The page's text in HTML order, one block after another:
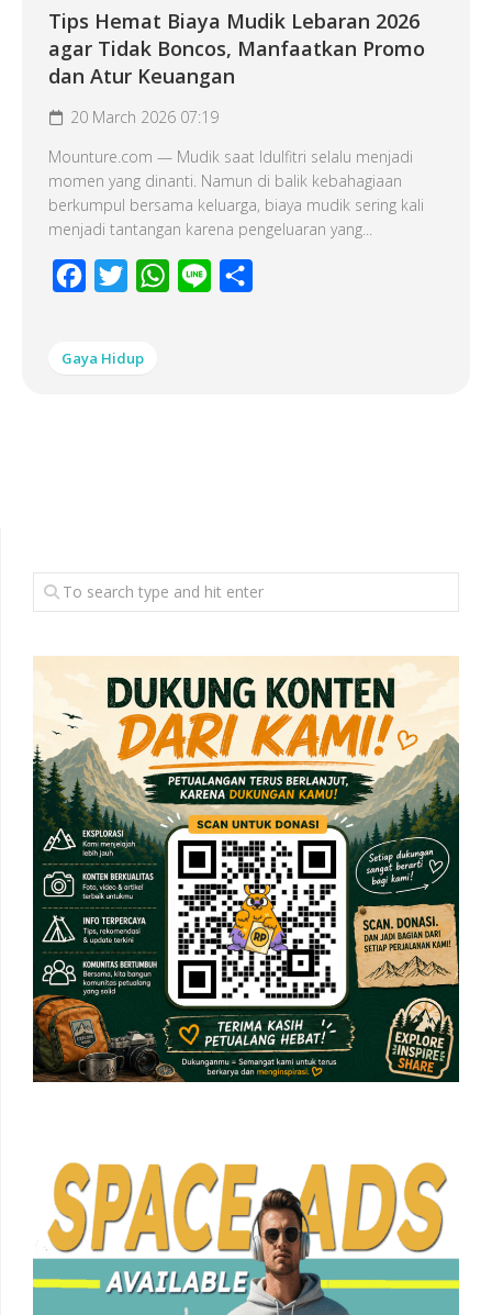
Tips Hemat Biaya Mudik Lebaran 2026
agar Tidak Boncos, Manfaatkan Promo
dan Atur Keuangan
20 March 2026 07:19
Mounture.com — Mudik saat Idulfitri selalu menjadi
momen yang dinanti. Namun di balik kebahagiaan
berkumpul bersama keluarga, biaya mudik sering kali
menjadi tantangan karena pengeluaran yang...
Facebook
Twitter WhatsApp
Line
Gaya Hidup